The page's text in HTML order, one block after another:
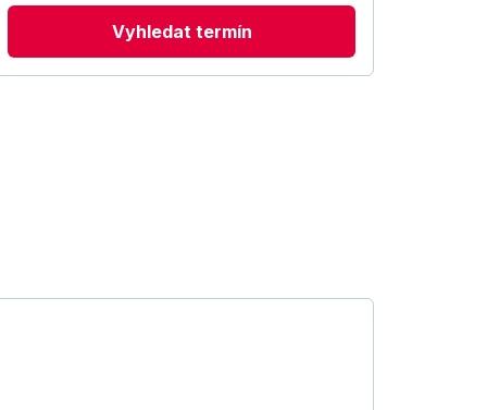
Vyhledat termín